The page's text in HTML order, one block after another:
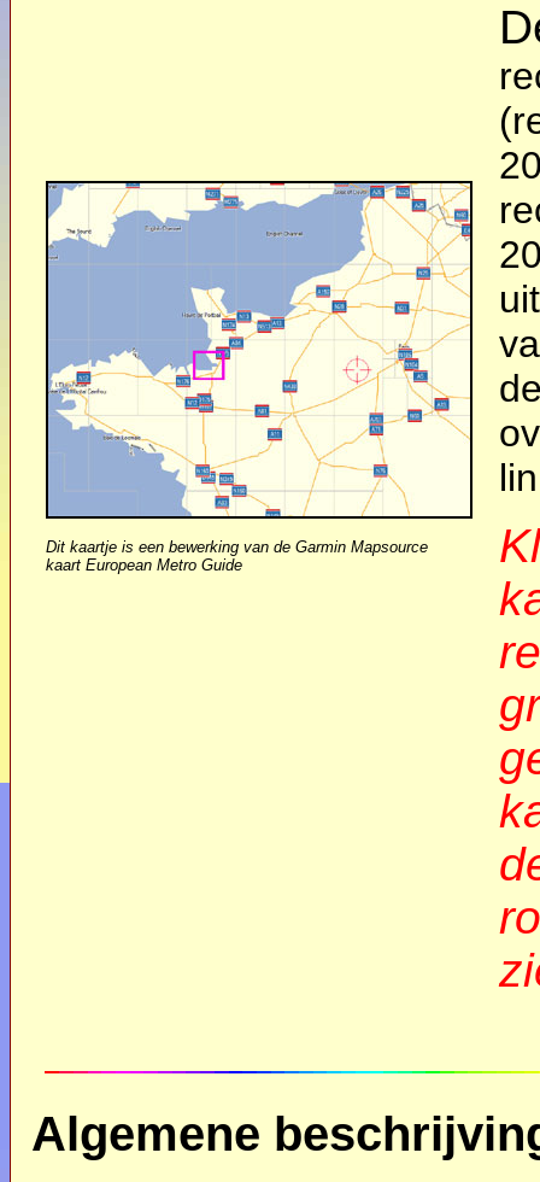
Dit kaartje is een bewerking van de Garmin Mapsource
kaart European Metro Guide
Algemene